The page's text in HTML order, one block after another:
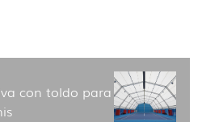
con toldo para